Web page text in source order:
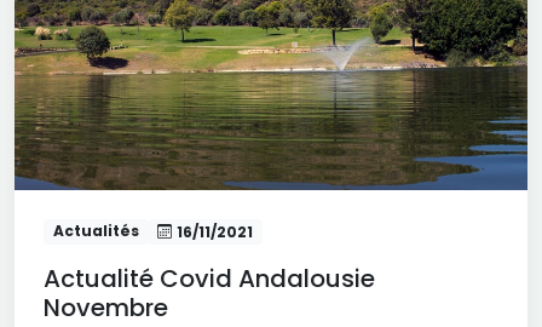
Actualités 16/11/2021
Actualité Covid Andalousie
Novembre